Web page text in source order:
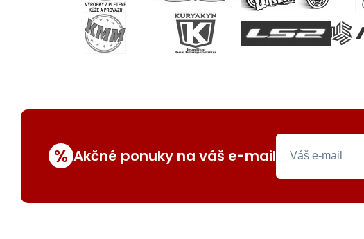
% Akčné ponuky na váš e-mail